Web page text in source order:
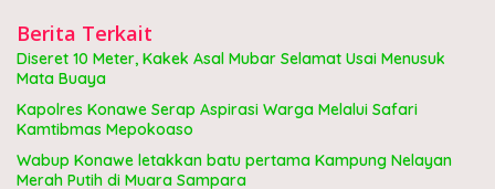
Berita Terkait
Diseret 10 Meter, Kakek Asal Mubar Selamat Usai Menusuk
Mata Buaya
Kapolres Konawe Serap Aspirasi Warga Melalui Safari
Kamtibmas Mepokoaso
Wabup Konawe letakkan batu pertama Kampung Nelayan
Merah Putih di Muara Sampara